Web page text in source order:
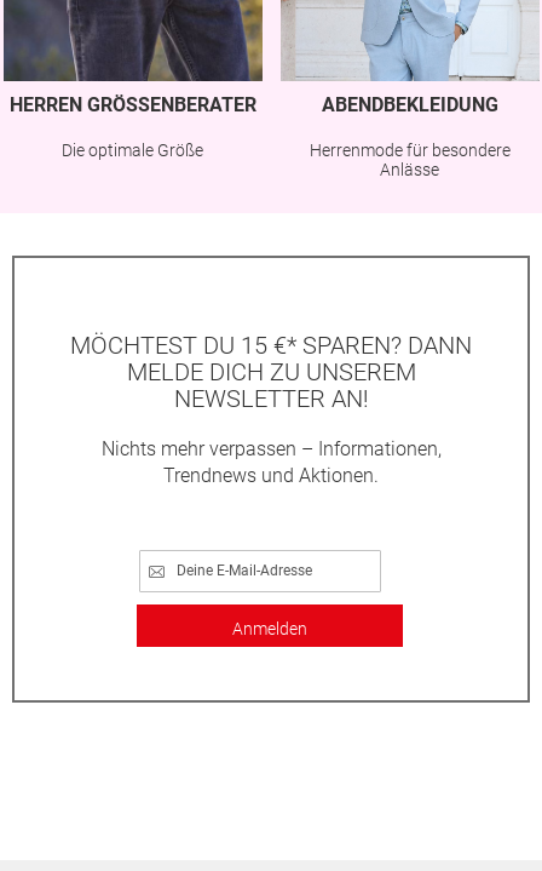
HERREN GRÖSSENBERATER
Die optimale Größe
ABENDBEKLEIDUNG
Herrenmode für besondere
Anlässe
MÖCHTEST DU 15 €* SPAREN? DANN
MELDE DICH ZU UNSEREM
NEWSLETTER AN!
Nichts mehr verpassen – Informationen,
Trendnews und Aktionen.
Anmelden